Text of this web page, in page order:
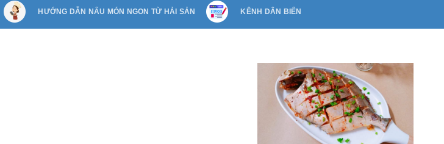
HƯỚNG DẪN NẤU MÓN NGON TỪ HẢI SẢN KÊNH DÂN BIỂN